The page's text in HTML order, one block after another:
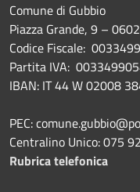
Comune di Gubbio
Piazza Grande, 9 –
Codice Fiscale:
Partita IVA:
IBAN: IT 44 W 02008
PEC:
Centralino Unico: 075
Rubrica telefonica